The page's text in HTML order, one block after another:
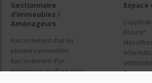
Gestionnaire
d’immeubles /
Aménageurs
Raccordement d’un ou
plusieurs immeubles
Raccordement d’un
lotissement ou d’une zone
Rosace”
Nos
Travaux